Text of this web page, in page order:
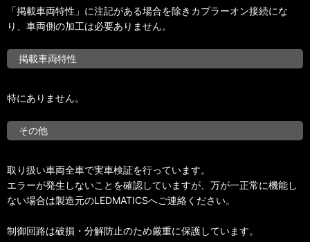
「掲載車両特性」に注記がある場合を除きカプラーオン接続にな
り、車両側の加工は必要ありません。
掲載車両特性
特にありません。
その他
取り扱い車両全車で実車検証を行っています。
エラーが発生しないことを確認していますが、万が一正常に機能し
ない場合は製造元のLEDMATICSへご連絡ください。
制御回路は破損・分解防止のため厳重に保護しています。